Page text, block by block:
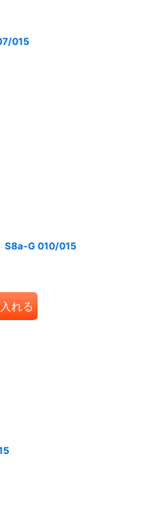
015
S8a-G 010/015
れる